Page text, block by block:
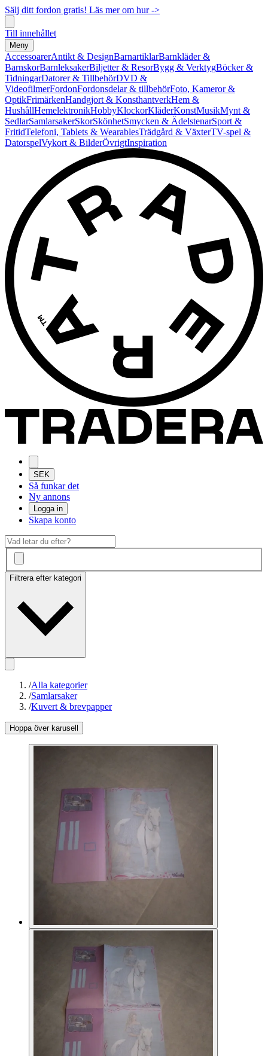
Sälj ditt fordon gratis! Läs mer om hur ->
Till innehållet
Meny
AccessoarerAntikt & DesignBarnartiklarBarnkläder &
BarnskorBarnleksakerBiljetter & ResorBygg & VerktygBöcker &
TidningarDatorer & TillbehörDVD &
VideofilmerFordonFordonsdelar & tillbehörFoto, Kameror &
OptikFrimärkenHandgjort & KonsthantverkHem &
HushållHemelektronikHobbyKlockorKläderKonstMusikMynt &
SedlarSamlarsakerSkorSkönhetSmycken & ÄdelstenarSport &
FritidTelefoni, Tablets & WearablesTrädgård & VäxterTV-spel &
DatorspelVykort & BilderÖvrigtInspiration
SEK
Så funkar det
Ny annons
Logga in
Skapa konto
Filtrera efter kategori
/Alla kategorier
/Samlarsaker
/Kuvert & brevpapper
Hoppa över karusell